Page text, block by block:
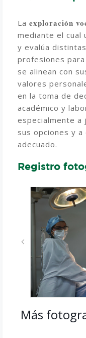
La exploración
mediante el cual
y evalúa
profesiones
se alinean con
valores
en la toma de
académico y
especialmente a
sus opciones y
adecuado.
Registro
Más